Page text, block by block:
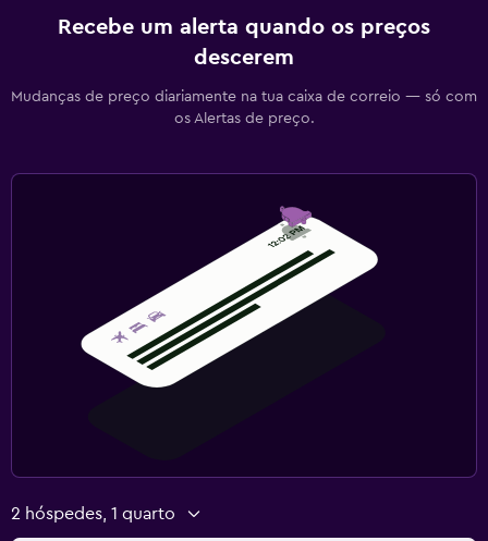
Recebe um alerta quando os preços
descerem
Mudanças de preço diariamente na tua caixa de correio — só com
os Alertas de preço.
2 hóspedes, 1 quarto